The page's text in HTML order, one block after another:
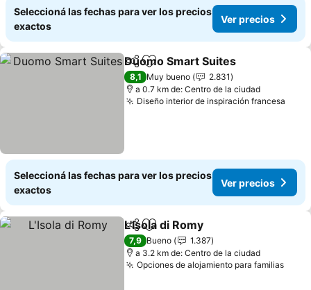
Seleccioná las fechas para ver los precios
exactos
Ver precios
CompartirAñadir a favoritos
Duomo Smart Suites
8,1 Muy bueno
2.831
a 0.7 km de: Centro de la ciudad
Diseño interior de inspiración francesa
Seleccioná las fechas para ver los precios
exactos
Ver precios
CompartirAñadir a favoritos
L'Isola di Romy
7,9 Bueno
1.387
a 3.2 km de: Centro de la ciudad
Opciones de alojamiento para familias